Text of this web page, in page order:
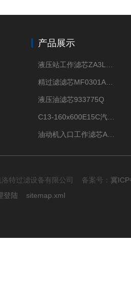
产品展示
液压油滤芯933775Q
特过滤设备有限公司 备案号： 冀
登陆 sitemap.xml